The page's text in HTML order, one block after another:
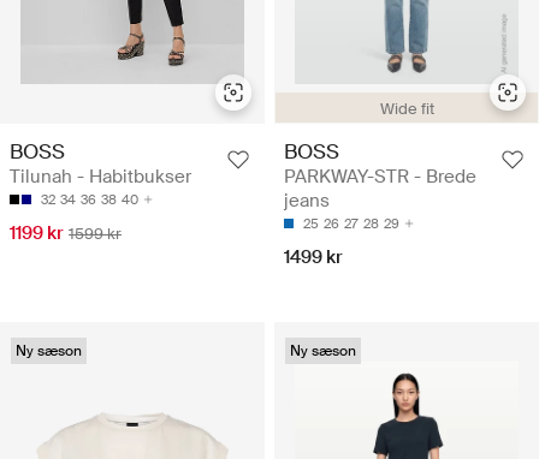
BOSS
Tilunah - Habitbukser
32 34 36 38 40
1199 kr 1599 kr
Wide fit
BOSS
PARKWAY-STR - Brede
jeans
25 26 27 28 29
1499 kr
Ny sæson Ny sæson